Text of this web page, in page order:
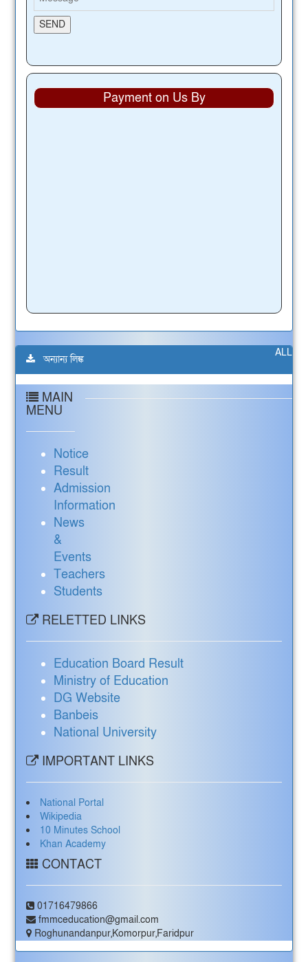
Payment on Us By
ALL
অন্যান্য লিঙ্ক
MAIN
MENU
Notice
Result
Admission
Information
News
&
Events
Teachers
Students
RELETTED LINKS
Education Board Result
Ministry of Education
DG Website
Banbeis
National University
IMPORTANT LINKS
National Portal
Wikipedia
10 Minutes School
Khan Academy
CONTACT
01716479866
fmmceducation@gmail.com
Roghunandanpur,Komorpur,Faridpur